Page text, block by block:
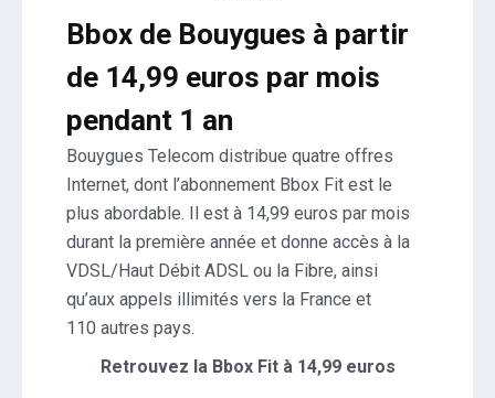
Bbox de Bouygues à partir
de 14,99 euros par mois
pendant 1 an
Bouygues Telecom distribue quatre offres
Internet, dont l’abonnement Bbox Fit est le
plus abordable. Il est à 14,99 euros par mois
durant la première année et donne accès à la
VDSL/Haut Débit ADSL ou la Fibre, ainsi
qu’aux appels illimités vers la France et
110 autres pays.
Retrouvez la Bbox Fit à 14,99 euros